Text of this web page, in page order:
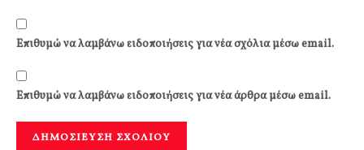
Επιθυμώ να λαμβάνω ειδοποιήσεις για νέα σχόλια μέσω email.
Επιθυμώ να λαμβάνω ειδοποιήσεις για νέα άρθρα μέσω email.